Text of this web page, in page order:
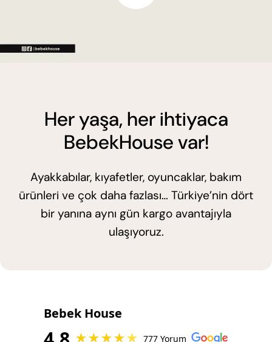
Her yaşa, her ihtiyaca
BebekHouse var!
Ayakkabılar, kıyafetler, oyuncaklar, bakım
ürünleri ve çok daha fazlası… Türkiye’nin dört
bir yanına aynı gün kargo avantajıyla
ulaşıyoruz.